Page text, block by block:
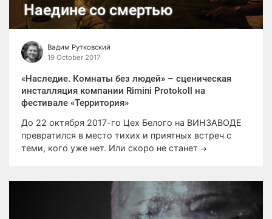
Наедине со смертью
Вадим Рутковский
19 October 2017
«Наследие. Комнаты без людей» – сценическая
инсталляция компании Rimini Protokoll на
фестивале «Территория»
До 22 октября 2017-го Цех Белого на ВИНЗАВОДЕ
превратился в место тихих и приятных встреч с
теми, кого уже нет. Или скоро не станет →